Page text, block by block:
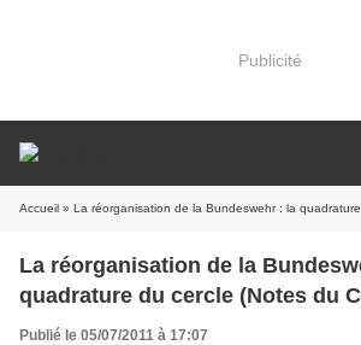
Publicité
Accueil » La réorganisation de la Bundeswehr : la quadrature du
La réorganisation de la
quadrature du cercle (Notes du
Publié le 05/07/2011 à 17:07